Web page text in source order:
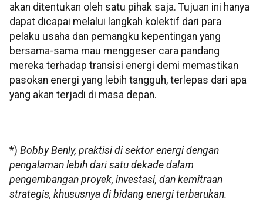
akan ditentukan oleh satu pihak saja. Tujuan ini hanya
dapat dicapai melalui langkah kolektif dari para
pelaku usaha dan pemangku kepentingan yang
bersama-sama mau menggeser cara pandang
mereka terhadap transisi energi demi memastikan
pasokan energi yang lebih tangguh, terlepas dari apa
yang akan terjadi di masa depan.
*) Bobby Benly, praktisi di sektor energi dengan
pengalaman lebih dari satu dekade dalam
pengembangan proyek, investasi, dan kemitraan
strategis, khususnya di bidang energi terbarukan.